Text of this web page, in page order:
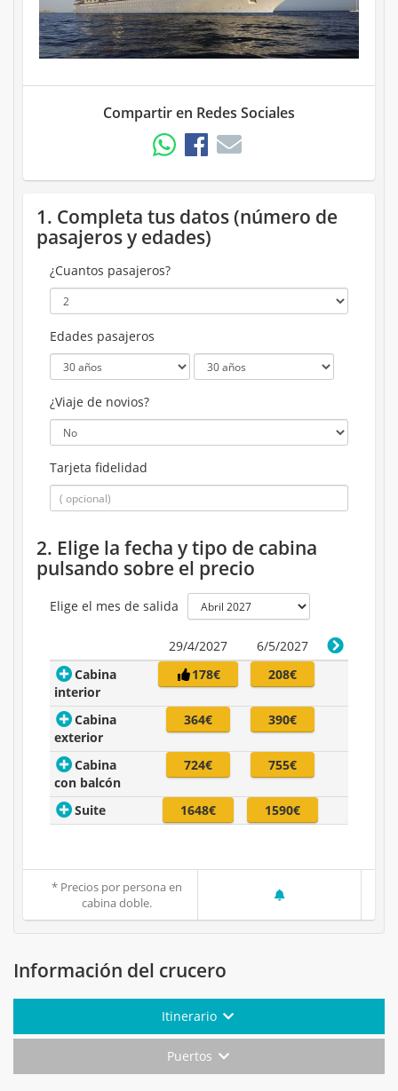
Compartir en Redes Sociales
1. Completa tus datos (número de
pasajeros y edades)
¿Cuantos pasajeros?
Edades pasajeros
¿Viaje de novios?
Tarjeta fidelidad
2. Elige la fecha y tipo de cabina
pulsando sobre el precio
Elige el mes de salida
29/4/2027
6/5/2027
Cabina
interior
178€ 208€
Cabina
exterior
364€ 390€
Cabina
con balcón
724€ 755€
Suite 1648€ 1590€
* Precios por persona en
cabina doble.
Información del crucero
Itinerario
Puertos